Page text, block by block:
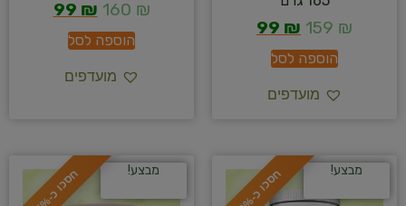
159 ₪
99 ₪
הוספה לסל
מועדפים
160 ₪
99 ₪
הוספה לסל
מועדפים
ח
% מבצע! ח
% מבצע!